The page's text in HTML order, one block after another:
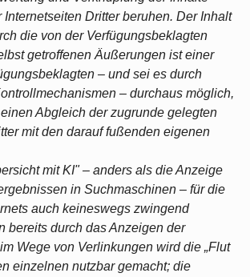
Dritter beruhen. Der Inhalt
die von der Verfügungsbeklagten
getroffenen Äußerungen ist einer
– und sei es durch
– durchaus möglich,
Abgleich der zugrunde gelegten
mit den darauf fußenden eigenen
mit KI" – anders als die Anzeige
in Suchmaschinen – für die
auch keineswegs zwingend
bereits durch das Anzeigen der
Wege von Verlinkungen wird die „Flut
einzelnen nutzbar gemacht; die